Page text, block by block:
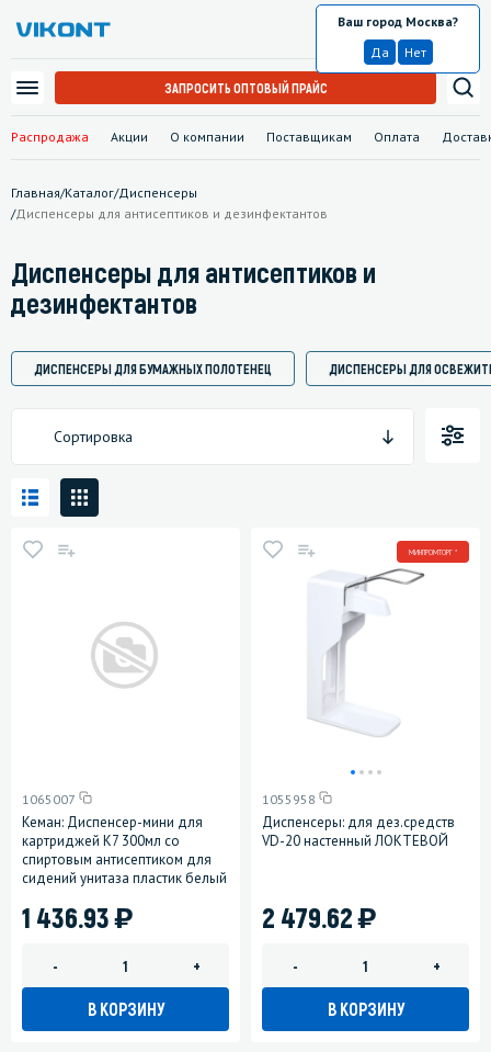
Распродажа Акции О компании Поставщикам Оплата
Москва
Ваш город Москва?
Да
Нет
ЗАПРОСИТЬ ОПТОВЫЙ ПРАЙС
Главная/Каталог/Диспенсеры
/Диспенсеры для антисептиков и дезинфектантов
Диспенсеры для антисептиков и
дезинфектантов
ДИСПЕНСЕРЫ ДЛЯ БУМАЖНЫХ ПОЛОТЕНЕЦ ДИСПЕНСЕРЫ ДЛЯ
Сортировка
1065007
Кеман: Диспенсер-мини для
картриджей K7 300мл со
спиртовым антисептиком для
сидений унитаза пластик белый
1 436.93)
- +
В КОРЗИНУ
МИНПРОМТОРГ *
1055958
Диспенсеры: для дез.средств
VD-20 настенный ЛОКТЕВОЙ
2 479.62)
- +
В КОРЗИНУ